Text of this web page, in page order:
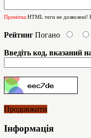
Примітка:HTML теги не дозволені!
Рейтинг Погано
Введіть код, вказаний
Продовжити
Інформація